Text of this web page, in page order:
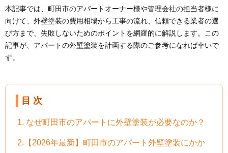
本記事では、町田市のアパートオーナー様や管理会社の担当者様に
向けて、外壁塗装の費用相場から工事の流れ、信頼できる業者の選
び方まで、失敗しないためのポイントを網羅的に解説します。この
記事が、アパートの外壁塗装を計画する際のご参考になれば幸いで
す。
目 次
1. なぜ町田市のアパートに外壁塗装が必要なのか？
2.【2026年最新】町田市のアパート外壁塗装にかか